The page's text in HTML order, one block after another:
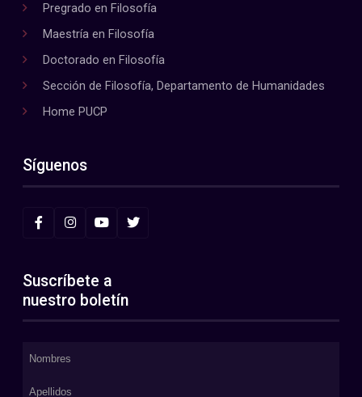
Pregrado en Filosofía
Maestría en Filosofía
Doctorado en Filosofía
Sección de Filosofía, Departamento de Humanidades
Home PUCP
Síguenos
Suscríbete a
nuestro boletín